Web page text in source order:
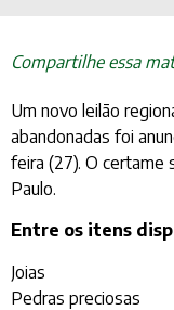
Compartilhe essa
Um novo leilão
abandonadas foi
feira (27). O certame
Paulo.
Entre os itens
Joias
Pedras preciosas